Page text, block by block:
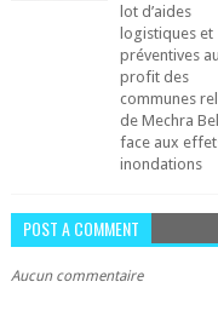
lot d’aides
logistiques et
préventives au
profit des
communes
de Mechra
face aux
inondations
POST A COMMENT
Aucun commentaire